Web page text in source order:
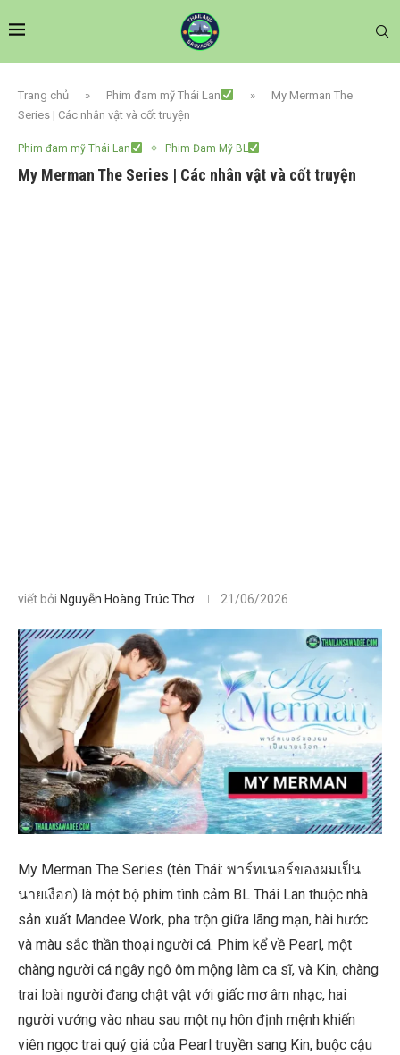
Trang chủ » Phim đam mỹ Thái Lan »
My Merman The
Series | Các nhân vật và cốt truyện
Phim đam mỹ Thái Lan Phim Đam Mỹ BL
My Merman The Series | Các nhân vật và cốt truyện
viết bởi Nguyễn Hoàng Trúc Thơ 21/06/2026
My Merman The Series (tên Thái: พาร์ทเนอร์ของผมเป็น
นายเงือก) là một bộ phim tình cảm BL Thái Lan thuộc nhà
sản xuất Mandee Work, pha trộn giữa lãng mạn, hài hước
và màu sắc thần thoại người cá. Phim kể về Pearl, một
chàng người cá ngây ngô ôm mộng làm ca sĩ, và Kin, chàng
trai loài người đang chật vật với giấc mơ âm nhạc, hai
người vướng vào nhau sau một nụ hôn định mệnh khiến
viên ngọc trai quý giá của Pearl truyền sang Kin, buộc cậu